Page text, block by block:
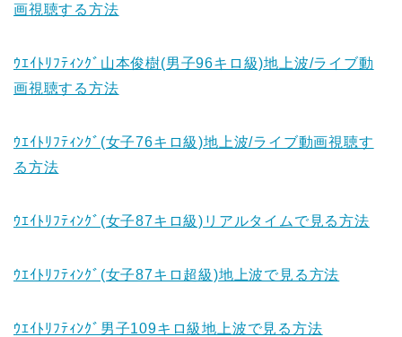
画視聴する方法
ｳｴｲﾄﾘﾌﾃｨﾝｸﾞ山本俊樹(男子96キロ級)地上波/ライブ動
画視聴する方法
ｳｴｲﾄﾘﾌﾃｨﾝｸﾞ(女子76キロ級)地上波/ライブ動画視聴す
る方法
ｳｴｲﾄﾘﾌﾃｨﾝｸﾞ(女子87キロ級)リアルタイムで見る方法
ｳｴｲﾄﾘﾌﾃｨﾝｸﾞ(女子87キロ超級)地上波で見る方法
ｳｴｲﾄﾘﾌﾃｨﾝｸﾞ男子109キロ級地上波で見る方法